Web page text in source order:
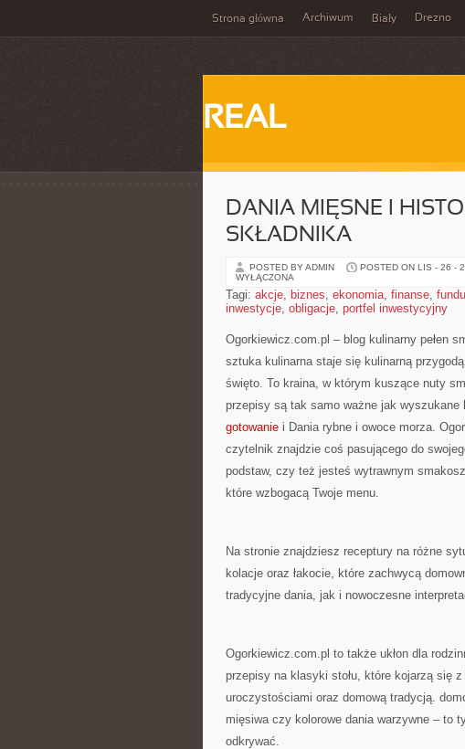
Strona główna Archiwum Biały Drezno
REAL
DANIA MIĘSNE I
SKŁADNIKA
POSTED BY ADMIN POSTED ON LIS - 26 -
WYŁĄCZONA
Tagi: akcje, biznes, ekonomia, finanse,
inwestycje, obligacje, portfel inwestycyjny
Ogorkiewicz.com.pl – blog kulinarny pełen
sztuka kulinarna staje się kulinarną
święto. To kraina, w którym kuszące nuty
przepisy są tak samo ważne jak
gotowanie i Dania rybne i owoce morza.
czytelnik znajdzie coś pasującego do
podstaw, czy też jesteś wytrawnym
które wzbogacą Twoje menu.
Na stronie znajdziesz receptury na różne
kolacje oraz łakocie, które zachwycą
tradycyjne dania, jak i nowoczesne
Ogorkiewicz.com.pl to także ukłon dla
przepisy na klasyki stołu, które kojarzą się
uroczystościami oraz domową tradycją.
mięsiwa czy kolorowe dania warzywne – to
odkrywać.